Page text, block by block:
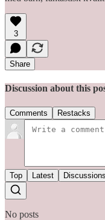
3
Share
Discussion about this
Comments Restacks
Top Latest Discussions
No posts